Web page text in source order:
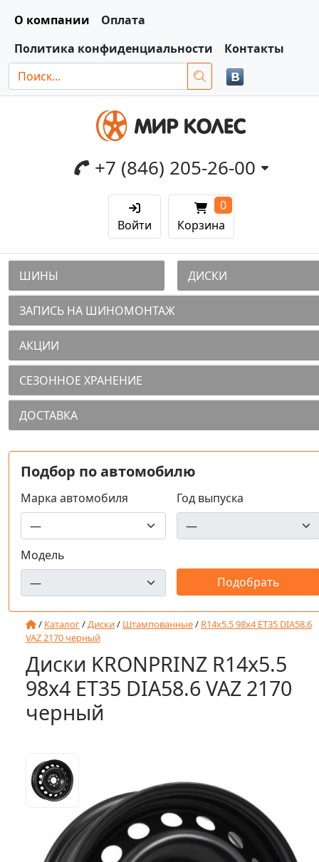
О компании
Оплата
Политика конфиденциальности
Контакты
+7 (846) 205-26-00
Войти Корзина
0
ШИНЫ ДИСКИ
ЗАПИСЬ НА ШИНОМОНТАЖ
АКЦИИ
СЕЗОННОЕ ХРАНЕНИЕ
ДОСТАВКА
Подбор по автомобилю
Марка автомобиля Год выпуска
Модель
/ Каталог/Диски/ Штампованные/ R14x5.5 98x4 ET35 DIA58.6
VAZ 2170 черный
Диски KRONPRINZ R14x5.5
98x4 ET35 DIA58.6 VAZ 2170
черный